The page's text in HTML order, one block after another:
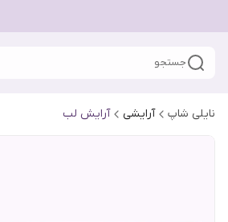
جستجو
نایلی شاپ آرایشی آرایش لب